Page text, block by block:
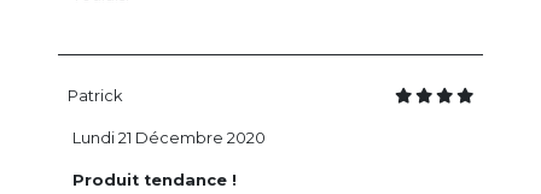
Patrick
Produit tendance !
Lundi 21 Décembre 2020